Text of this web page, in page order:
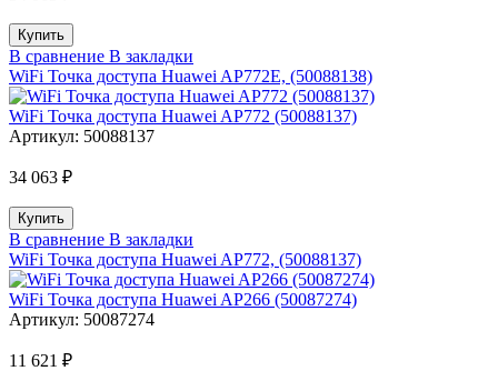
В сравнение В закладки
WiFi Точка доступа Huawei AP772E, (50088138)
WiFi Точка доступа Huawei AP772 (50088137)
Артикул: 50088137
34 063 ₽
В сравнение В закладки
WiFi Точка доступа Huawei AP772, (50088137)
WiFi Точка доступа Huawei AP266 (50087274)
Артикул: 50087274
11 621 ₽